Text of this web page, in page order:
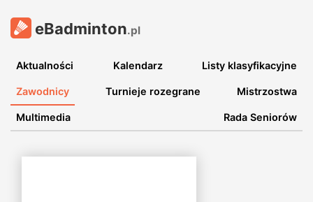
eBadminton.pl
Aktualności Kalendarz Listy klasyfikacyjne
Zawodnicy Turnieje rozegrane Mistrzostwa
Multimedia Rada Seniorów